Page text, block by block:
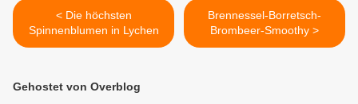
< Die höchsten
Spinnenblumen in Lychen
Brennessel-Borretsch-
Brombeer-Smoothy >
Gehostet von Overblog